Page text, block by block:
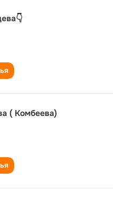
( Комбеева)